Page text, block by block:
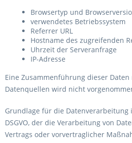
Browsertyp und
verwendetes Betriebssystem
Referrer URL
Hostname des zugreifenden
Uhrzeit der Serveranfrage
IP-Adresse
Eine Zusammenführung dieser
Datenquellen wird nicht
Grundlage für die Datenverarbeitung
DSGVO, der die Verarbeitung von
Vertrags oder vorvertraglicher